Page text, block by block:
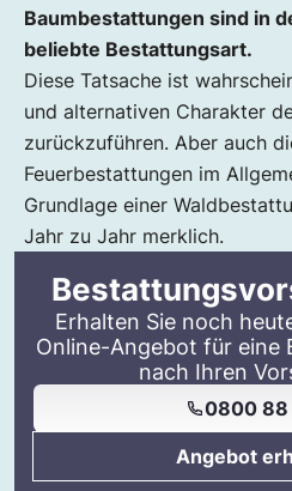
Baumbestattungen sind in
beliebte Bestattungsart.
Diese Tatsache ist
und alternativen Charakter
zurückzuführen. Aber auch
Feuerbestattungen im
Grundlage einer
Jahr zu Jahr merklich.
Erhalten Sie noch
Online-Angebot für eine
nach Ihren
0800
Angebot